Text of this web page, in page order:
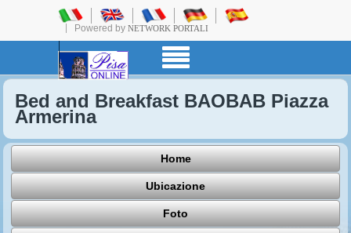
Powered by NETWORK PORTALI
Bed and Breakfast BAOBAB Piazza
Armerina
Home
Ubicazione
Foto